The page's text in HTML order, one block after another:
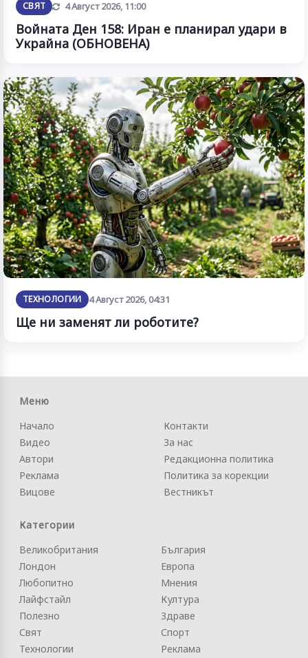
СВЯТ Обновена
4 Август 2026, 11:00
Войната Ден 158: Иран е планирал удари в
Украйна (ОБНОВЕНА)
ТЕХНОЛОГИИ 4 Август 2026, 04:31
Ще ни заменят ли роботите?
Меню
Начало
Видео
Автори
Реклама
Вицове
Контакти
За нас
Редакционна политика
Политика за корекции
Вестникът
Категории
Великобритания
Лондон
Любопитно
Лайфстайл
Полезно
Свят
Технологии
България
Европа
Мнения
Култура
Здраве
Спорт
Реклама